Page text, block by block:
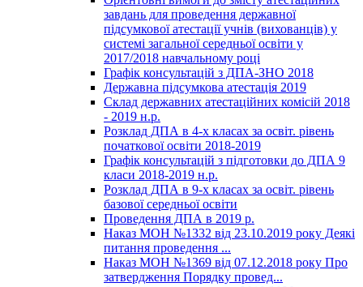
завдань для проведення державної
підсумкової атестації учнів (вихованців) у
системі загальної середньої освіти у
2017/2018 навчальному році
Графік консультацій з ДПА-ЗНО 2018
Державна підсумкова атестація 2019
Склад державних атестаційних комісій 2018
- 2019 н.р.
Розклад ДПА в 4-х класах за освіт. рівень
початкової освіти 2018-2019
Графік консультацій з підготовки до ДПА 9
класи 2018-2019 н.р.
Розклад ДПА в 9-х класах за освіт. рівень
базової середньої освіти
Проведення ДПА в 2019 р.
Наказ МОН №1332 від 23.10.2019 року Деякі
питання проведення ...
Наказ МОН №1369 від 07.12.2018 року Про
затвердження Порядку провед...